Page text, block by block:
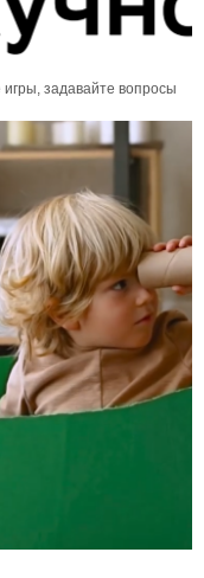
игры, задавайте вопросы